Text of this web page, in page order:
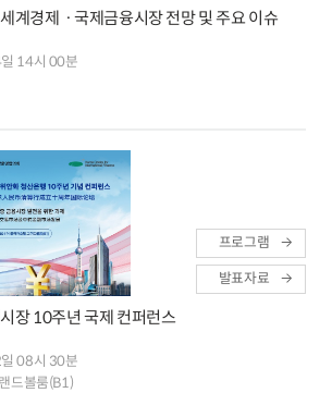
계경제ㆍ국제금융시장 전망 및 주요 이슈
14시 00분
장 10주년 국제 컨퍼런스
08시 30분
드볼룸(B1)
프로그램
발표자료